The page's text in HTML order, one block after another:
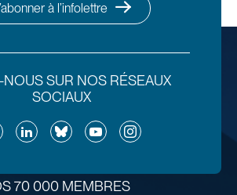
à l’infolettre
SUR NOS RÉSEAUX
SOCIAUX
LinkedInBlueskyYouTubeInstagram
70 000 MEMBRES